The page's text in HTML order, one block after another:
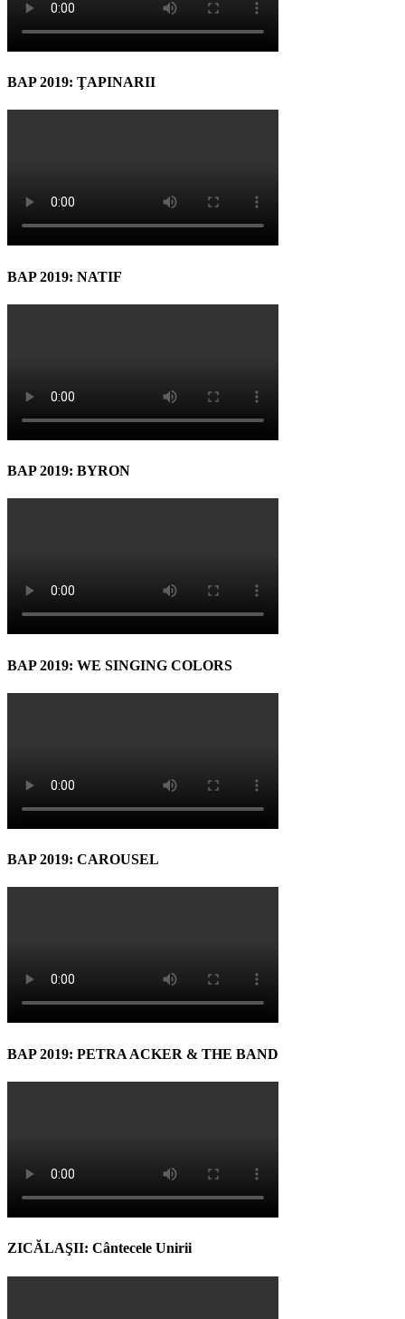
BAP 2019: ŢAPINARII
BAP 2019: NATIF
BAP 2019: BYRON
BAP 2019: WE SINGING COLORS
BAP 2019: CAROUSEL
BAP 2019: PETRA ACKER & THE BAND
ZICĂLAŞII: Cântecele Unirii